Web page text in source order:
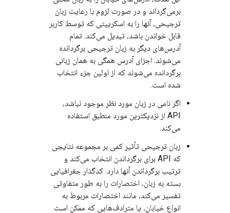
برمی‌گرداند و در صورت لزوم با رعایت زبان
ترجیحی، آنها را به اسکریپتی که توسط کاربر
قابل خواندن باشد، تبدیل می‌کند. تمام
آدرس‌های دیگر به زبان ترجیحی برگردانده
می‌شوند. اجزای آدرس همگی به همان زبانی
برگردانده می‌شوند که از اولین جزء انتخاب
شده است.
اگر نامی در زبان مورد نظر موجود نباشد،
API از نزدیکترین مورد منطبق استفاده
می‌کند.
زبان ترجیحی تأثیر کمی بر مجموعه نتایجی
که API برای برگرداندن انتخاب می‌کند و
ترتیب برگرداندن آنها دارد. کدگذار جغرافیایی
بسته به زبان، اختصارات را به طور متفاوتی
تفسیر می‌کند، مانند اختصارات مربوط به
انواع خیابان، یا مترادف‌هایی که ممکن است